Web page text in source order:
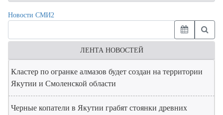
Новости СМИ2
ЛЕНТА НОВОСТЕЙ
Кластер по огранке алмазов будет создан на территории
Якутии и Смоленской области
Черные копатели в Якутии грабят стоянки древних